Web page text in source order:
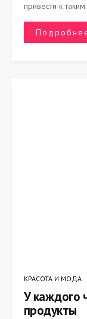
привести к
КРАСОТА И МОДА
У каждого
продукты